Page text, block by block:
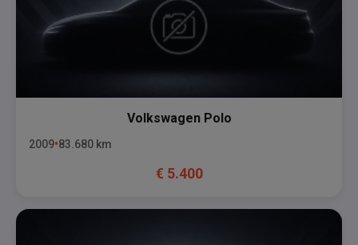
Volkswagen Polo
2009 83.680 km
€ 5.400